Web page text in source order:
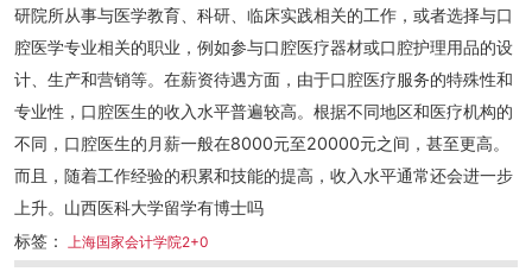
研院所从事与医学教育、科研、临床实践相关的工作，或者选择与口
腔医学专业相关的职业，例如参与口腔医疗器材或口腔护理用品的设
计、生产和营销等。在薪资待遇方面，由于口腔医疗服务的特殊性和
专业性，口腔医生的收入水平普遍较高。根据不同地区和医疗机构的
不同，口腔医生的月薪一般在8000元至20000元之间，甚至更高。
而且，随着工作经验的积累和技能的提高，收入水平通常还会进一步
上升。山西医科大学留学有博士吗
标签： 上海国家会计学院2+0